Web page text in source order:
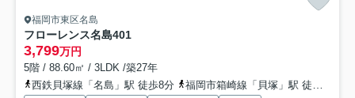
福岡市東区名島
フローレンス名島401
3,799万円
5階 / 88.60㎡ / 3LDK /築27年
西鉄貝塚線「名島」駅 徒歩8分
福岡市箱崎線「貝塚」駅 徒歩20分